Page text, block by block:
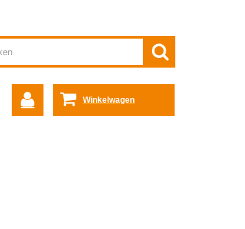
Winkelwagen